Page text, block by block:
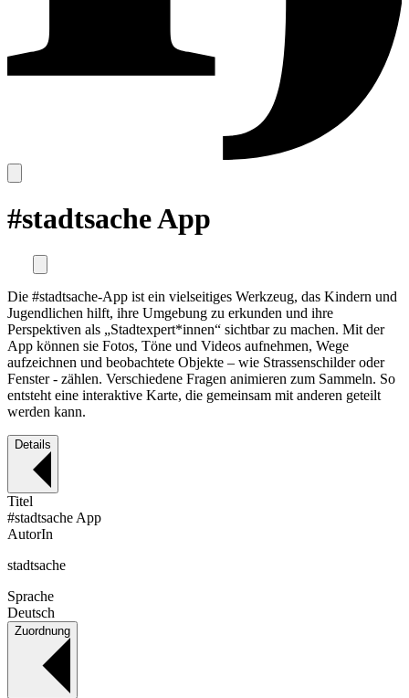
#stadtsache App
Die #stadtsache-App ist ein vielseitiges Werkzeug, das Kindern und
Jugendlichen hilft, ihre Umgebung zu erkunden und ihre
Perspektiven als „Stadtexpert*innen“ sichtbar zu machen. Mit der
App können sie Fotos, Töne und Videos aufnehmen, Wege
aufzeichnen und beobachtete Objekte – wie Strassenschilder oder
Fenster - zählen. Verschiedene Fragen animieren zum Sammeln. So
entsteht eine interaktive Karte, die gemeinsam mit anderen geteilt
werden kann.
Details
Titel
#stadtsache App
AutorIn
stadtsache
Sprache
Deutsch
Zuordnung